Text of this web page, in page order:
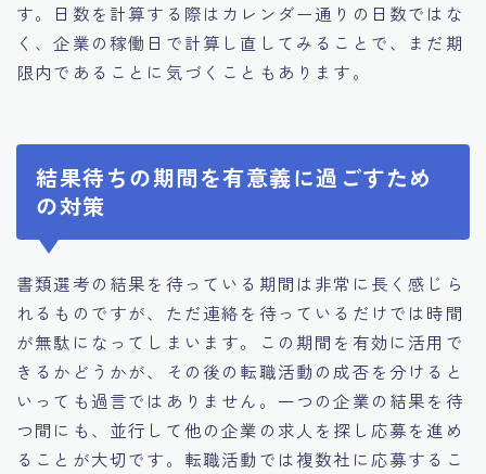
す。日数を計算する際はカレンダー通りの日数ではな
く、企業の稼働日で計算し直してみることで、まだ期
限内であることに気づくこともあります。
結果待ちの期間を有意義に過ごすため
の対策
書類選考の結果を待っている期間は非常に長く感じら
れるものですが、ただ連絡を待っているだけでは時間
が無駄になってしまいます。この期間を有効に活用で
きるかどうかが、その後の転職活動の成否を分けると
いっても過言ではありません。一つの企業の結果を待
つ間にも、並行して他の企業の求人を探し応募を進め
ることが大切です。転職活動では複数社に応募するこ